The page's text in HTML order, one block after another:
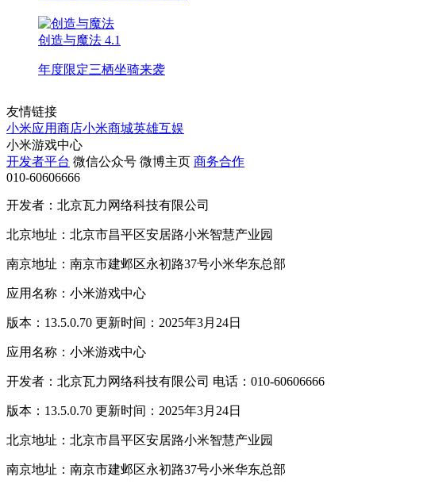
创造与魔法 4.1
年度限定三栖坐骑来袭
友情链接
小米应用商店小米商城英雄互娱
小米游戏中心
开发者平台 微信公众号 微博主页 商务合作
010-60606666
开发者：北京瓦力网络科技有限公司
北京地址：北京市昌平区安居路小米智慧产业园
南京地址：南京市建邺区永初路37号小米华东总部
应用名称：小米游戏中心
版本：13.5.0.70 更新时间：2025年3月24日
应用名称：小米游戏中心
开发者：北京瓦力网络科技有限公司 电话：010-60606666
版本：13.5.0.70 更新时间：2025年3月24日
北京地址：北京市昌平区安居路小米智慧产业园
南京地址：南京市建邺区永初路37号小米华东总部